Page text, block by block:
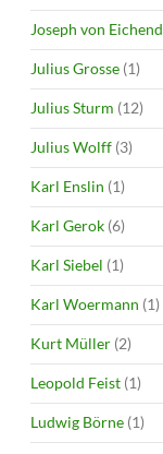
Joseph von
Julius Grosse (1)
Julius Sturm (12)
Julius Wolff (3)
Karl Enslin (1)
Karl Gerok (6)
Karl Siebel (1)
Karl Woermann (1)
Kurt Müller (2)
Leopold Feist (1)
Ludwig Börne (1)